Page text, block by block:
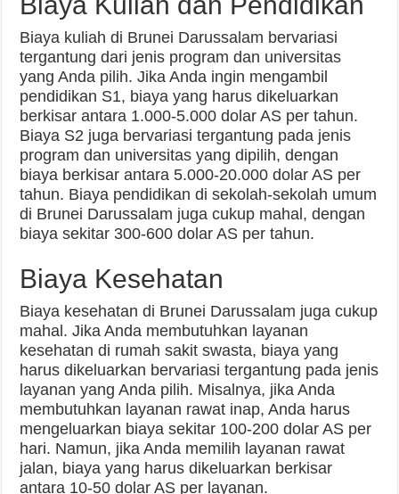
Biaya kuliah di Brunei Darussalam bervariasi
tergantung dari jenis program dan universitas
yang Anda pilih. Jika Anda ingin mengambil
pendidikan S1, biaya yang harus dikeluarkan
berkisar antara 1.000-5.000 dolar AS per tahun.
Biaya S2 juga bervariasi tergantung pada jenis
program dan universitas yang dipilih, dengan
biaya berkisar antara 5.000-20.000 dolar AS per
tahun. Biaya pendidikan di sekolah-sekolah umum
di Brunei Darussalam juga cukup mahal, dengan
biaya sekitar 300-600 dolar AS per tahun.
Biaya Kesehatan
Biaya kesehatan di Brunei Darussalam juga cukup
mahal. Jika Anda membutuhkan layanan
kesehatan di rumah sakit swasta, biaya yang
harus dikeluarkan bervariasi tergantung pada jenis
layanan yang Anda pilih. Misalnya, jika Anda
membutuhkan layanan rawat inap, Anda harus
mengeluarkan biaya sekitar 100-200 dolar AS per
hari. Namun, jika Anda memilih layanan rawat
jalan, biaya yang harus dikeluarkan berkisar
antara 10-50 dolar AS per layanan.